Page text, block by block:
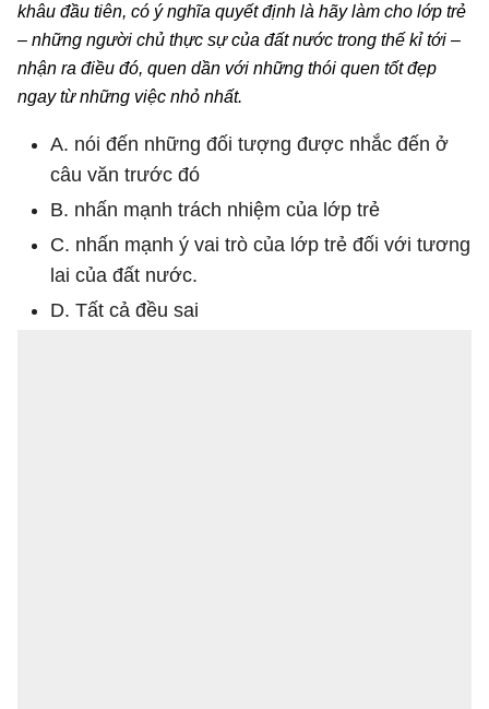
khâu đầu tiên, có ý nghĩa quyết định là hãy làm cho lớp trẻ
– những người chủ thực sự của đất nước trong thế kỉ tới –
nhận ra điều đó, quen dần với những thói quen tốt đẹp
ngay từ những việc nhỏ nhất.
A. nói đến những đối tượng được nhắc đến ở
câu văn trước đó
B. nhấn mạnh trách nhiệm của lớp trẻ
C. nhấn mạnh ý vai trò của lớp trẻ đối với tương
lai của đất nước.
D. Tất cả đều sai